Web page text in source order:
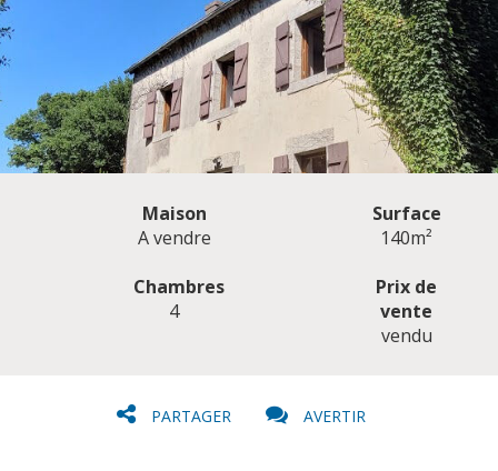
Maison
A vendre
Surface
140m²
Chambres
4
Prix de
vente
vendu
PARTAGER AVERTIR